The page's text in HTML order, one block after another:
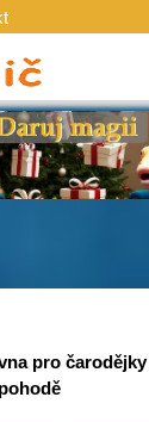
pro čarodějky